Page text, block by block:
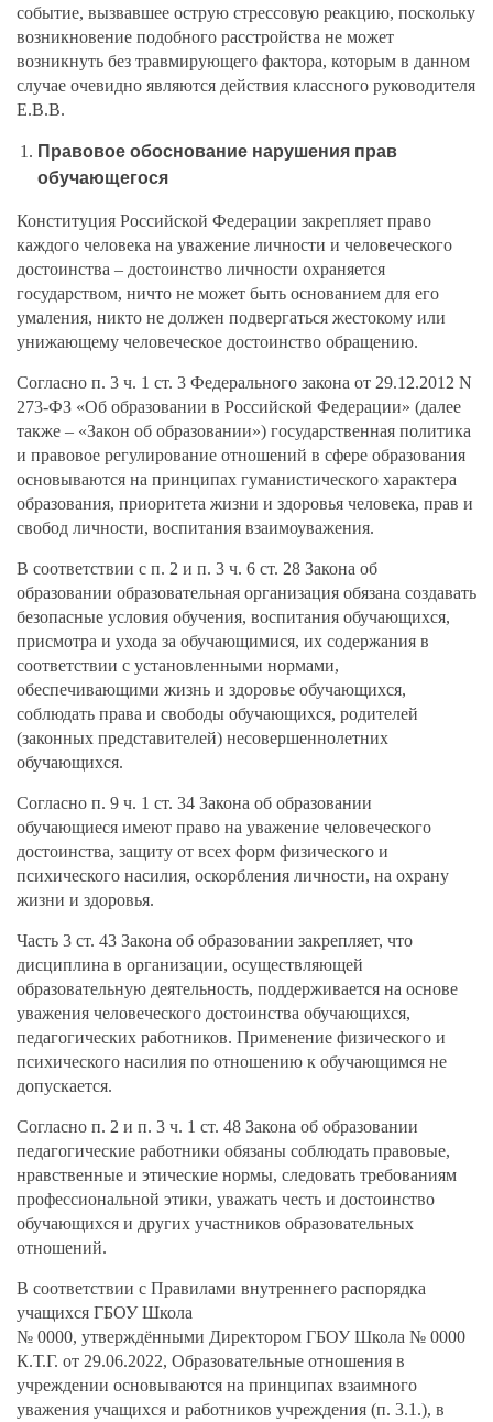
событие, вызвавшее острую стрессовую реакцию, поскольку
возникновение подобного расстройства не может
возникнуть без травмирующего фактора, которым в данном
случае очевидно являются действия классного руководителя
Е.В.В.
Правовое обоснование нарушения прав
обучающегося
Конституция Российской Федерации закрепляет право
каждого человека на уважение личности и человеческого
достоинства – достоинство личности охраняется
государством, ничто не может быть основанием для его
умаления, никто не должен подвергаться жестокому или
унижающему человеческое достоинство обращению.
Согласно п. 3 ч. 1 ст. 3 Федерального закона от 29.12.2012 N
273-ФЗ «Об образовании в Российской Федерации» (далее
также – «Закон об образовании») государственная политика
и правовое регулирование отношений в сфере образования
основываются на принципах гуманистического характера
образования, приоритета жизни и здоровья человека, прав и
свобод личности, воспитания взаимоуважения.
В соответствии с п. 2 и п. 3 ч. 6 ст. 28 Закона об
образовании образовательная организация обязана создавать
безопасные условия обучения, воспитания обучающихся,
присмотра и ухода за обучающимися, их содержания в
соответствии с установленными нормами,
обеспечивающими жизнь и здоровье обучающихся,
соблюдать права и свободы обучающихся, родителей
(законных представителей) несовершеннолетних
обучающихся.
Согласно п. 9 ч. 1 ст. 34 Закона об образовании
обучающиеся имеют право на уважение человеческого
достоинства, защиту от всех форм физического и
психического насилия, оскорбления личности, на охрану
жизни и здоровья.
Часть 3 ст. 43 Закона об образовании закрепляет, что
дисциплина в организации, осуществляющей
образовательную деятельность, поддерживается на основе
уважения человеческого достоинства обучающихся,
педагогических работников. Применение физического и
психического насилия по отношению к обучающимся не
допускается.
Согласно п. 2 и п. 3 ч. 1 ст. 48 Закона об образовании
педагогические работники обязаны соблюдать правовые,
нравственные и этические нормы, следовать требованиям
профессиональной этики, уважать честь и достоинство
обучающихся и других участников образовательных
отношений.
В соответствии с Правилами внутреннего распорядка
учащихся ГБОУ Школа
№ 0000, утверждёнными Директором ГБОУ Школа № 0000
К.Т.Г. от 29.06.2022, Образовательные отношения в
учреждении основываются на принципах взаимного
уважения учащихся и работников учреждения (п. 3.1.), в